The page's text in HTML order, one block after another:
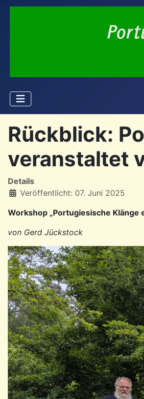
Rückblick:
veranstaltet
Details
Veröffentlicht: 07. Juni 2025
Workshop „Portugiesische
von Gerd Jückstock